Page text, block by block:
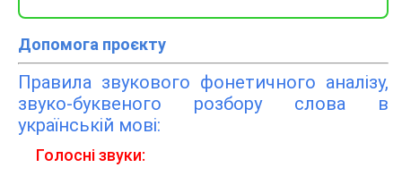
Допомога проєкту
Правила звукового фонетичного аналізу,
звуко-буквеного розбору слова в
українській мові:
Голосні звуки: